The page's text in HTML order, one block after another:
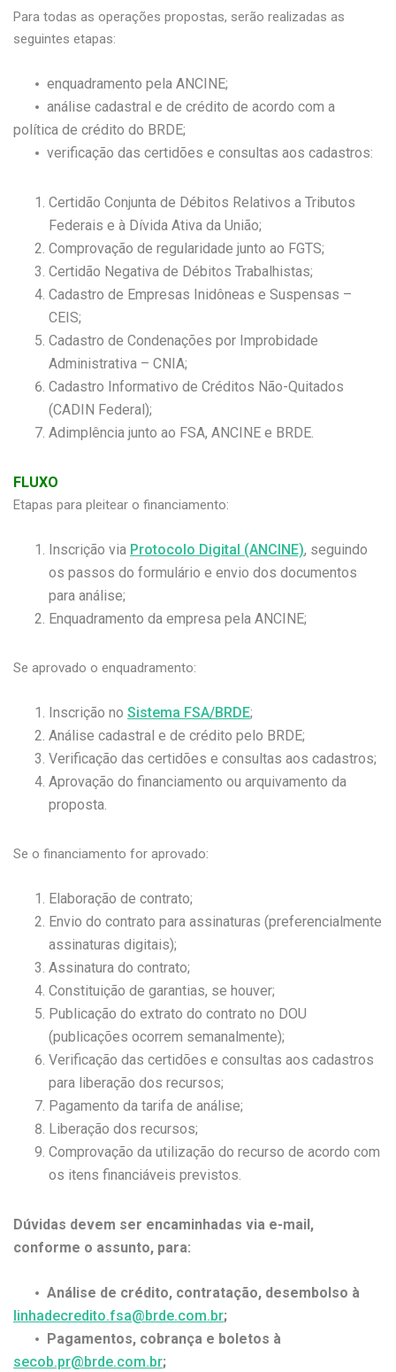
Para todas as operações propostas, serão realizadas as
seguintes etapas:
enquadramento pela ANCINE;
análise cadastral e de crédito de acordo com a
política de crédito do BRDE;
verificação das certidões e consultas aos cadastros:
Certidão Conjunta de Débitos Relativos a Tributos
Federais e à Dívida Ativa da União;
Comprovação de regularidade junto ao FGTS;
Certidão Negativa de Débitos Trabalhistas;
Cadastro de Empresas Inidôneas e Suspensas –
CEIS;
Cadastro de Condenações por Improbidade
Administrativa – CNIA;
Cadastro Informativo de Créditos Não-Quitados
(CADIN Federal);
Adimplência junto ao FSA, ANCINE e BRDE.
FLUXO
Etapas para pleitear o financiamento:
Inscrição via Protocolo Digital (ANCINE), seguindo
os passos do formulário e envio dos documentos
para análise;
Enquadramento da empresa pela ANCINE;
Se aprovado o enquadramento:
Inscrição no Sistema FSA/BRDE;
Análise cadastral e de crédito pelo BRDE;
Verificação das certidões e consultas aos cadastros;
Aprovação do financiamento ou arquivamento da
proposta.
Se o financiamento for aprovado:
Elaboração de contrato;
Envio do contrato para assinaturas (preferencialmente
assinaturas digitais);
Assinatura do contrato;
Constituição de garantias, se houver;
Publicação do extrato do contrato no DOU
(publicações ocorrem semanalmente);
Verificação das certidões e consultas aos cadastros
para liberação dos recursos;
Pagamento da tarifa de análise;
Liberação dos recursos;
Comprovação da utilização do recurso de acordo com
os itens financiáveis previstos.
Dúvidas devem ser encaminhadas via e-mail,
conforme o assunto, para:
Análise de crédito, contratação, desembolso à
linhadecredito.fsa@brde.com.br;
Pagamentos, cobrança e boletos à
secob.pr@brde.com.br;